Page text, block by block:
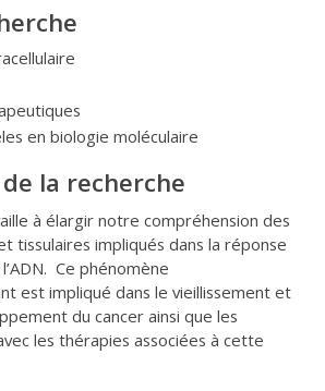
en biologie moléculaire
la recherche
à élargir notre compréhension des
tissulaires impliqués dans la réponse
Ce phénomène
est impliqué dans le vieillissement et
du cancer ainsi que les
les thérapies associées à cette